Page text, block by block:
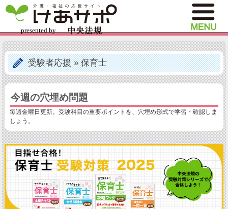
受験者応援»保育士
今週の穴埋め問題
毎週金曜日更新。受験科目の重要ポイントを、穴埋め形式で学習・確認しま
しょう。